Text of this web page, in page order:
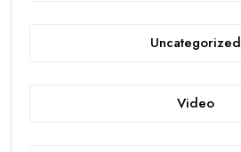
Uncategorized
Video